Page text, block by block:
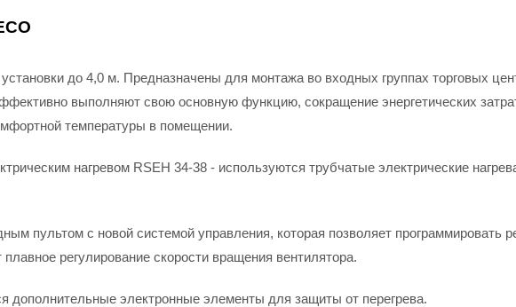
до 4,0 м. Предназначены для монтажа во входных группах торговых
выполняют свою основную функцию, сокращение энергетических
температуры в помещении.
нагревом RSEH 34-38 - используются трубчатые электрические
пультом с новой системой управления, которая позволяет программировать
регулирование скорости вращения вентилятора.
дополнительные электронные элементы для защиты от перегрева.